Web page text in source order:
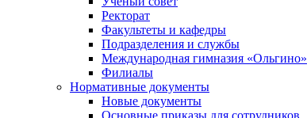
Ректорат
Факультеты и кафедры
Подразделения и службы
Международная гимназия «Ольгино»
Филиалы
Нормативные документы
Новые документы
Основные приказы для сотрудников